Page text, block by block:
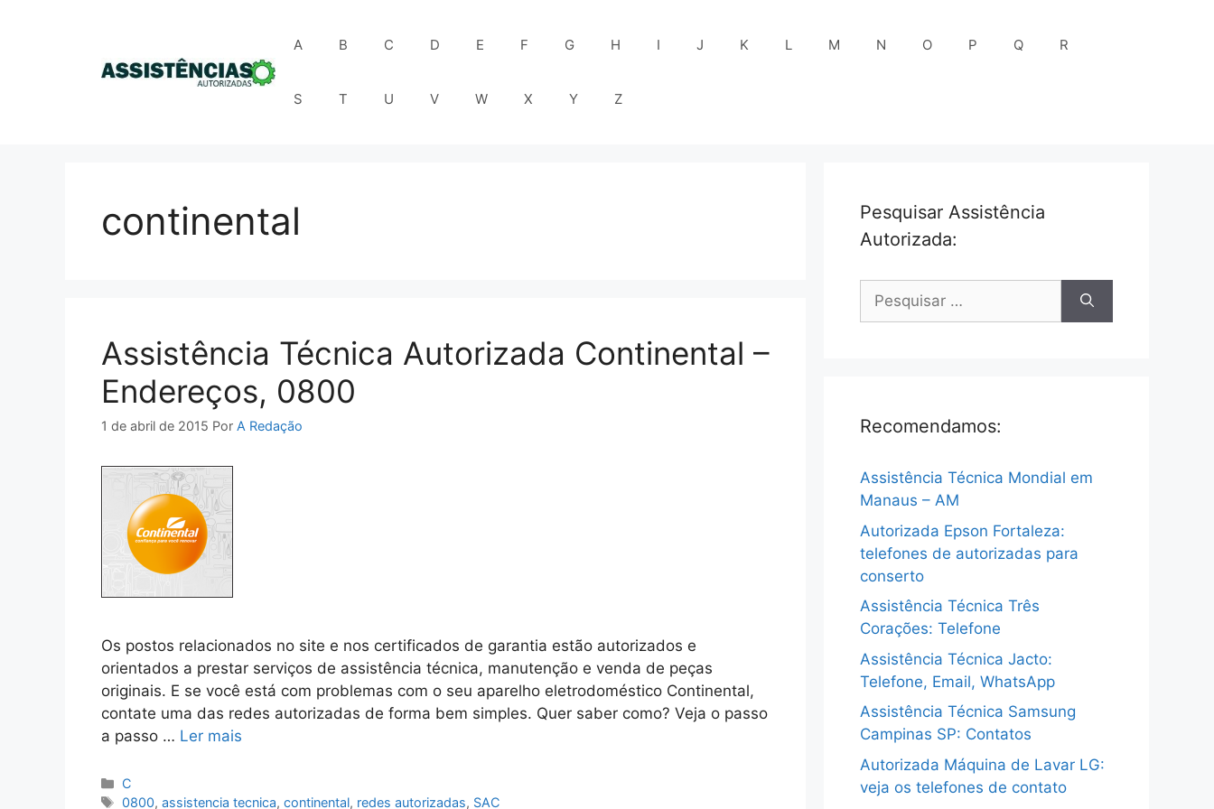
A B C D E F G H I J K L M N O P Q R
S T U V W X Y Z
continental
Assistência Técnica Autorizada Continental –
Endereços, 0800
1 de abril de 2015 Por A Redação
Os postos relacionados no site e nos certificados de garantia estão autorizados e
orientados a prestar serviços de assistência técnica, manutenção e venda de peças
originais. E se você está com problemas com o seu aparelho eletrodoméstico Continental,
contate uma das redes autorizadas de forma bem simples. Quer saber como? Veja o passo
a passo … Ler mais
Categorias
C
Tags
0800,assistencia tecnica,continental, redes autorizadas, SAC
Pesquisar Assistência
Autorizada:
Pesquisar
Recomendamos:
Assistência Técnica Mondial em
Manaus – AM
Autorizada Epson Fortaleza:
telefones de autorizadas para
conserto
Assistência Técnica Três
Corações: Telefone
Assistência Técnica Jacto:
Telefone, Email, WhatsApp
Assistência Técnica Samsung
Campinas SP: Contatos
Autorizada Máquina de Lavar LG:
veja os telefones de contato